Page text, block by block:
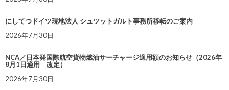
にしてつドイツ現地法人 シュツットガルト事務所移転のご案内
2026年7月30日
NCA／日本発国際航空貨物燃油サーチャージ適用額のお知らせ（2026年
8月1日適用 改定）
2026年7月30日